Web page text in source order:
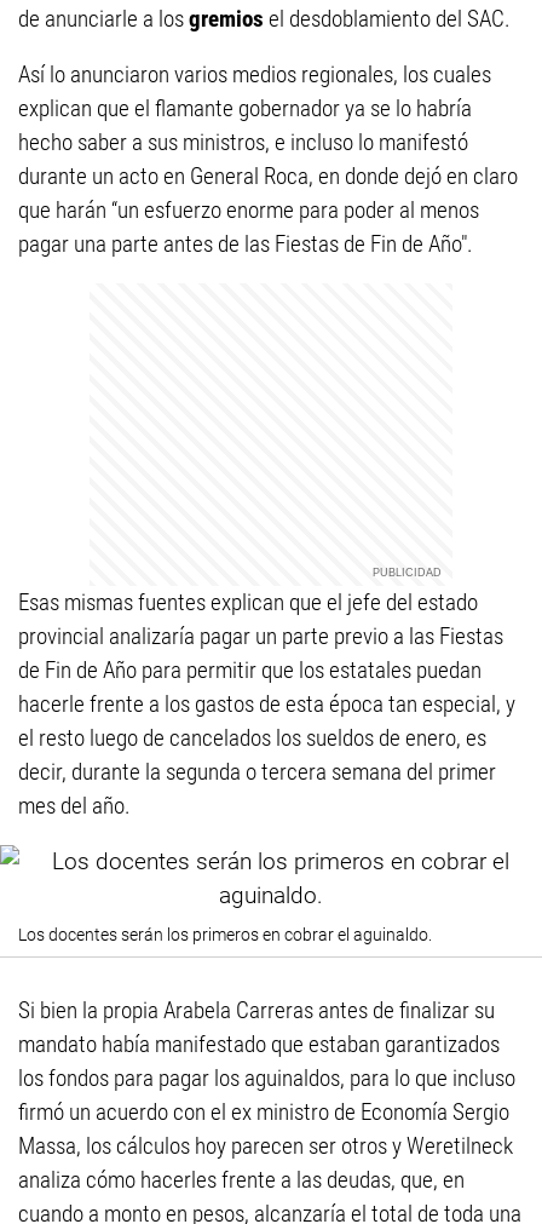
de anunciarle a losgremios el desdoblamiento del SAC.
Así lo anunciaron varios medios regionales, los cuales
explican que el flamante gobernador ya se lo habría
hecho saber a sus ministros, e incluso lo manifestó
durante un acto en General Roca, en donde dejó en claro
que harán “un esfuerzo enorme para poder al menos
pagar una parte antes de las Fiestas de Fin de Año".
Esas mismas fuentes explican que el jefe del estado
provincial analizaría pagar un parte previo a las Fiestas
de Fin de Año para permitir que los estatales puedan
hacerle frente a los gastos de esta época tan especial, y
el resto luego de cancelados los sueldos de enero, es
decir, durante la segunda o tercera semana del primer
mes del año.
Los docentes serán los primeros en cobrar el aguinaldo.
Si bien la propia Arabela Carreras antes de finalizar su
mandato había manifestado que estaban garantizados
los fondos para pagar los aguinaldos, para lo que incluso
firmó un acuerdo con el ex ministro de Economía Sergio
Massa, los cálculos hoy parecen ser otros y Weretilneck
analiza cómo hacerles frente a las deudas, que, en
cuando a monto en pesos, alcanzaría el total de toda una